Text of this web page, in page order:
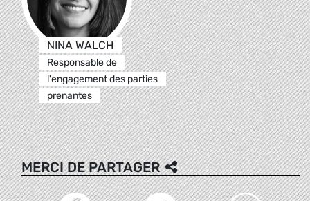
NINA WALCH
Responsable de
l'engagement des parties
prenantes
MERCI DE PARTAGER